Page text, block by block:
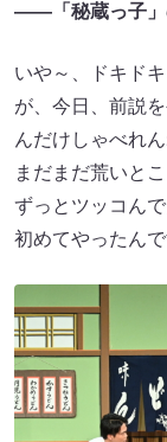
——「秘蔵っ子」
いや～、ドキド
が、今日、前説
んだけしゃべれ
まだまだ荒いと
ずっとツッコん
初めてやったんで